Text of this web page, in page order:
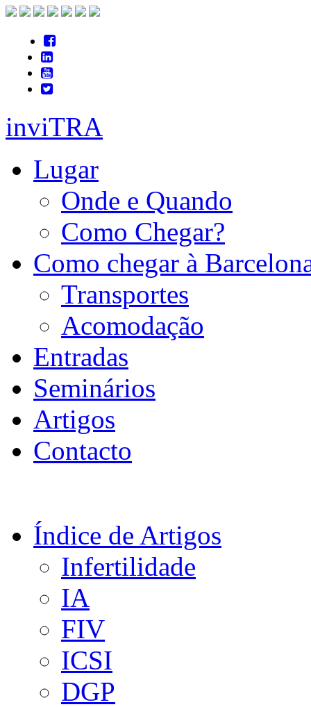
inviTRA
Lugar
Onde e Quando
Como Chegar?
Como chegar à
Transportes
Acomodação
Entradas
Seminários
Artigos
Contacto
Índice de Artigos
Infertilidade
IA
FIV
ICSI
DGP